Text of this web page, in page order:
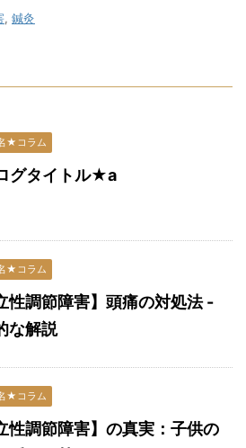
, 鍼灸
★コラム
グタイトル★a
★コラム
性調節障害】頭痛の対処法 -
な解説
★コラム
性調節障害】の真実：子供の